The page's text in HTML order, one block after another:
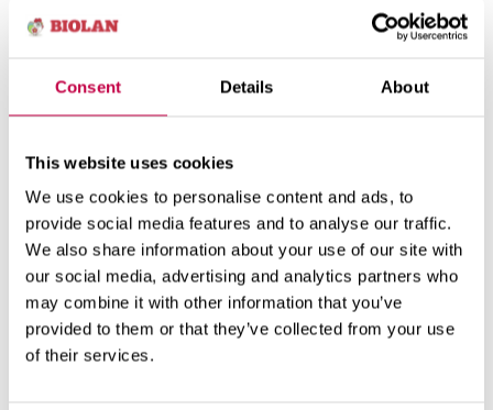
Consent Details About
This website uses cookies
We use cookies to personalise content and ads, to
provide social media features and to analyse our traffic.
We also share information about your use of our site with
our social media, advertising and analytics partners who
may combine it with other information that you’ve
provided to them or that they’ve collected from your use
of their services.
När man ska plantera melonplantorna beror
väderleksförhållandena. Melonen är
köldkänslig, så man väntar med planteringen
så länge att lufttemperaturen efter
planteringen inte längre sjunker under 10
grader.
Det är enkelt att odla meloner i Biolan